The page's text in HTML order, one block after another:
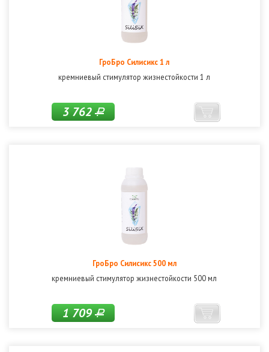
ГроБро Силисикс 1 л
кремниевый стимулятор жизнестойкости 1 л
3 762Р
ГроБро Силисикс 500 мл
кремниевый стимулятор жизнестойкости 500 мл
1 709Р